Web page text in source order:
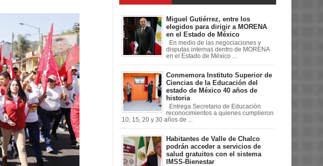
Miguel Gutiérrez, entre los
elegidos para dirigir a MORENA
en el Estado de México
En medio de las negociaciones y
disputas internas dentro de MORENA
en el Estado de México ...
Conmemora Instituto Superior de
Ciencias de la Educación del
estado de México 40 años de
historia
Entrega Secretario de Educación
reconocimientos a quienes cumplieron
10, 15, 20 y 30 años de ...
Habitantes de Valle de Chalco
podrán acceder a servicios de
salud gratuitos con el sistema
IMSS-Bienestar